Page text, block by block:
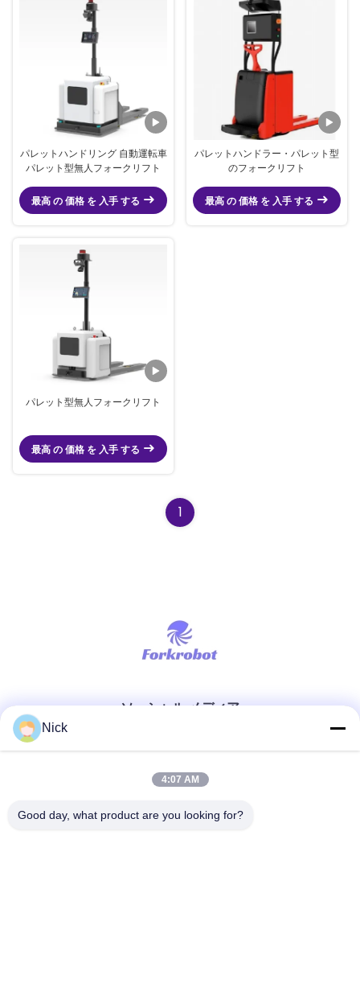
パレットハンドリング 自動運転車
パレット型無人フォークリフト
最高 の 価格 を 入手 する
パレットハンドラー・パレット型
のフォークリフト
最高 の 価格 を 入手 する
パレット型無人フォークリフト
最高 の 価格 を 入手 する
1
ソーシャル メディア
迅速な連絡
テレ
Nick
4:07 AM
Good day, what product are you looking for?